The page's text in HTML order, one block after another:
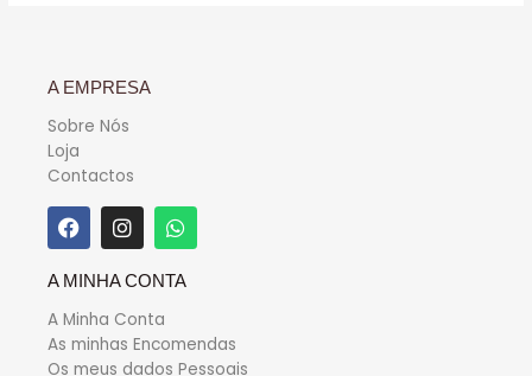
A EMPRESA
Sobre Nós
Loja
Contactos
A MINHA CONTA
A Minha Conta
As minhas Encomendas
Os meus dados Pessoais